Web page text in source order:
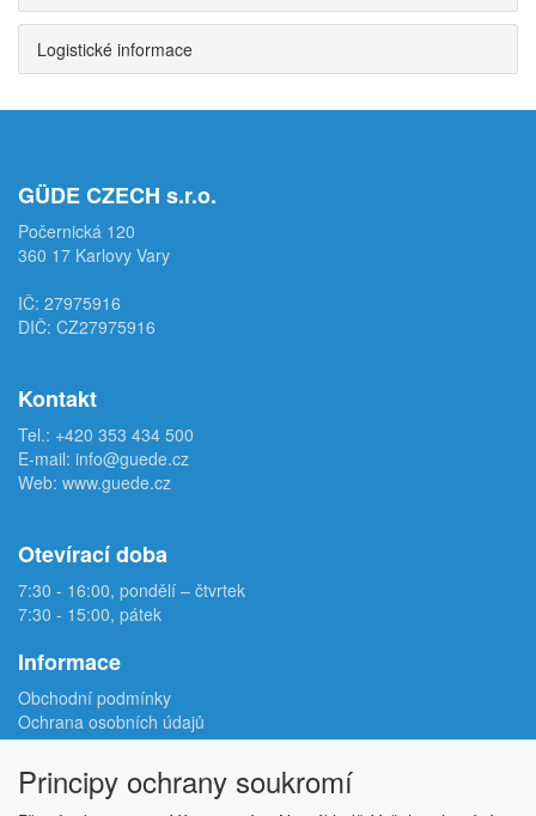
Logistické informace
GÜDE CZECH s.r.o.
Počernická 120
360 17 Karlovy Vary
IČ: 27975916
DIČ: CZ27975916
Kontakt
Tel.: +420 353 434 500
E-mail: info@guede.cz
Web: www.guede.cz
Otevírací doba
7:30 - 16:00, pondělí – čtvrtek
7:30 - 15:00, pátek
Informace
Obchodní podmínky
Ochrana osobních údajů
Reklamační protokol
Odstoupení od smlouvy
Podmínky užití e-shopu
Principy ochrany soukromí